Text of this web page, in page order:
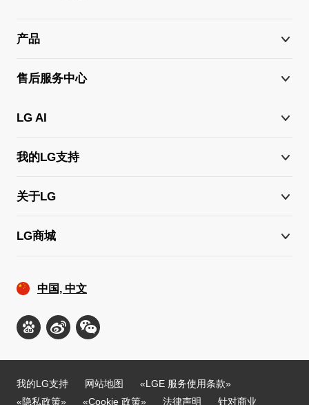
产品
售后服务中心
LG AI
我的LG支持
关于LG
LG商城
中国, 中文
我的LG支持 网站地图
«LGE 服务使用条款»
«隐私政策»
«Cookie 政策» 法律声明 针对商业